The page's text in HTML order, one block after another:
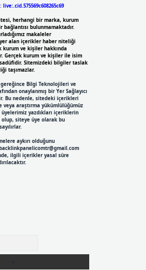
live:.cid.575569c608265c69
herhangi bir marka, kurum
bulunmamaktadır.
makaleler
yer alan içerikler haber niteliği
kurum ve kişiler hakkında
Gerçek kurum ve kişiler ile isim
Sitemizdeki bilgiler taslak
taşımazlar.
gereğince Bilgi Teknolojileri ve
onaylanmış bir Yer Sağlayıcı
Bu nedenle, sitedeki içerikleri
araştırma yükümlülüğümüz
yazdıkları içeriklerin
siteye üye olarak bu
aykırı olduğunu
backlinkpanelicomtr@gmail.com
ilgili içerikler yasal süre